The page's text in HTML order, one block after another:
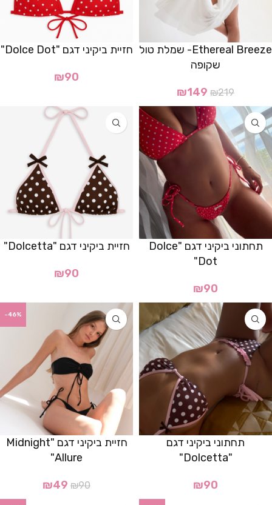
Ethereal Breeze- שמלת טול
שקופה
₪219
₪149
חזיית ביקיני דגם "Dolce Dot"
₪90
תחתוני ביקיני דגם "Dolce
Dot"
₪90
חזיית ביקיני דגם "Dolcetta"
₪90
תחתוני ביקיני דגם
"Dolcetta"
₪90
-46%
חזיית ביקיני דגם "Midnight
Allure"
₪90
₪49